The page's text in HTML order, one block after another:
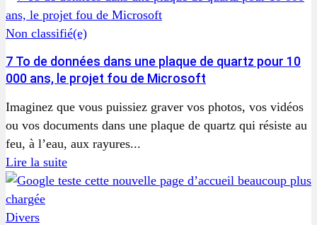
Non classifié(e)
7 To de données dans une plaque de quartz pour 10
000 ans, le projet fou de Microsoft
Imaginez que vous puissiez graver vos photos, vos vidéos
ou vos documents dans une plaque de quartz qui résiste au
feu, à l’eau, aux rayures...
Lire la suite
Divers